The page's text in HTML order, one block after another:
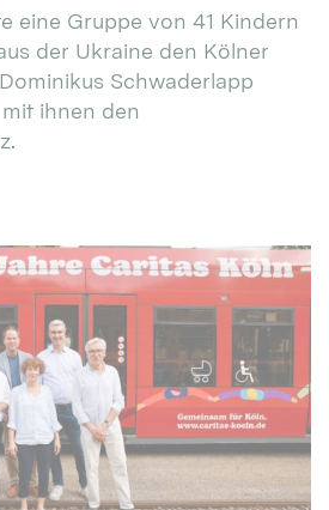
eine Gruppe von 41 Kindern
der Ukraine den Kölner
Schwaderlapp
ihnen den